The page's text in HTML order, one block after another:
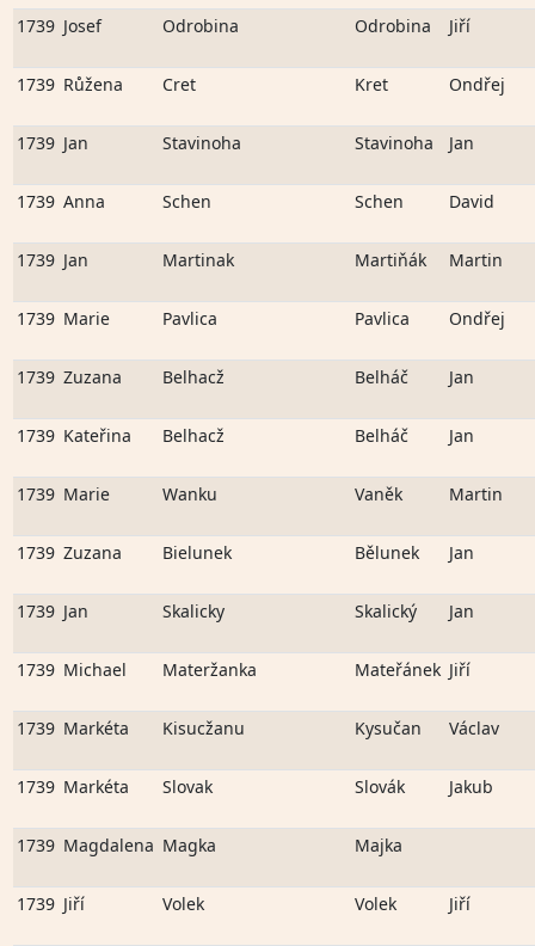
1739 Josef Odrobina Odrobina Jiří
1739 Růžena Cret Kret Ondřej
1739 Jan Stavinoha Stavinoha Jan
1739 Anna Schen Schen David
1739 Jan Martinak Martiňák Martin
1739 Marie Pavlica Pavlica Ondřej
1739 Zuzana Belhacž Belháč Jan
1739 Kateřina Belhacž Belháč Jan
1739 Marie Wanku Vaněk Martin
1739 Zuzana Bielunek Bělunek Jan
1739 Jan Skalicky Skalický Jan
1739 Michael Materžanka Mateřánek Jiří
1739 Markéta Kisucžanu Kysučan Václav
1739 Markéta Slovak Slovák Jakub
1739 Magdalena Magka Majka
1739 Jiří Volek Volek Jiří